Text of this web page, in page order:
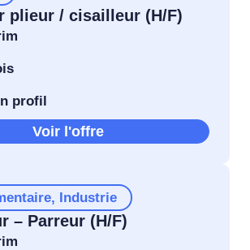
plieur / cisailleur (H/F)
profil
Voir l'offre
, Industrie
– Parreur (H/F)